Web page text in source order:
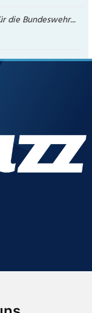
die Bundeswehr...